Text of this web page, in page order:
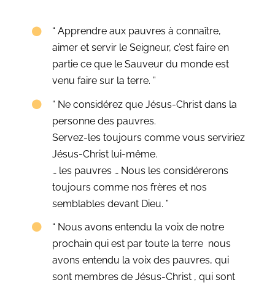
“ Apprendre aux pauvres à connaître,
aimer et servir le Seigneur, c’est faire en
partie ce que le Sauveur du monde est
venu faire sur la terre. ”
“ Ne considérez que Jésus-Christ dans la
personne des pauvres.
Servez-les toujours comme vous serviriez
Jésus-Christ lui-même.
… les pauvres … Nous les considérerons
toujours comme nos frères et nos
semblables devant Dieu. ”
“ Nous avons entendu la voix de notre
prochain qui est par toute la terre nous
avons entendu la voix des pauvres, qui
sont membres de Jésus-Christ , qui sont